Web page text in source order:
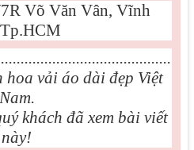
Võ Văn Vân, Vĩnh
vải áo dài đẹp Việt
Nam.
khách đã xem bài viết
này!